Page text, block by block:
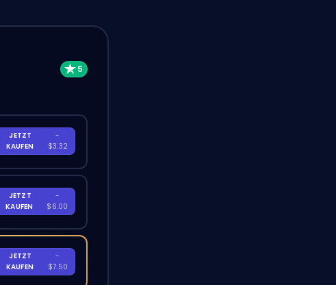
JETZT
KAUFEN
-
$3.32
JETZT
KAUFEN
-
$6.00
JETZT
KAUFEN
-
$7.50